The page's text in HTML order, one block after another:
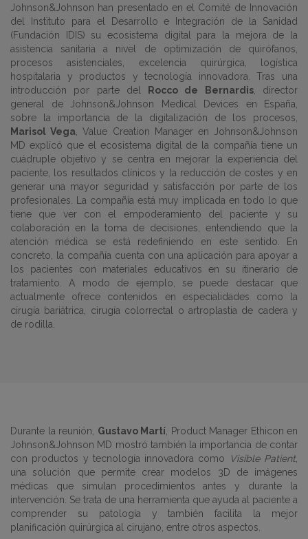
Johnson&Johnson han presentado en el Comité de Innovación
del Instituto para el Desarrollo e Integración de la Sanidad
(Fundación IDIS) su ecosistema digital para la mejora de la
asistencia sanitaria a nivel de optimización de quirófanos,
procesos asistenciales, excelencia quirúrgica, logística
hospitalaria y productos y tecnología innovadora. Tras una
introducción por parte del
Rocco de Bernardis, director
general de Johnson&Johnson Medical Devices en España,
sobre la importancia de la digitalización de los procesos,
Marisol Vega , Value Creation Manager en Johnson&Johnson
MD explicó que el ecosistema digital de la compañía tiene un
cuádruple objetivo y se centra en mejorar la experiencia del
paciente, los resultados clínicos y la reducción de costes y en
generar una mayor seguridad y satisfacción por parte de los
profesionales. La compañía está muy implicada en todo lo que
tiene que ver con el empoderamiento del paciente y su
colaboración en la toma de decisiones, entendiendo que la
atención médica se está redefiniendo en este sentido. En
concreto, la compañía cuenta con una aplicación para apoyar a
los pacientes con materiales educativos en su itinerario de
tratamiento. A modo de ejemplo, se puede destacar que
actualmente ofrece contenidos en especialidades como la
cirugía bariátrica, cirugía colorrectal o artroplastia de cadera y
de rodilla.
Durante la reunión, Gustavo Martí , Product Manager Ethicon en
Johnson&Johnson MD mostró también la importancia de contar
con productos y tecnología innovadora como
Visible Patient,
una solución que permite crear modelos 3D de imágenes
médicas que simulan procedimientos antes y durante la
intervención. Se trata de una herramienta que ayuda al paciente a
comprender su patología y también facilita la mejor
planificación quirúrgica al cirujano, entre otros aspectos.